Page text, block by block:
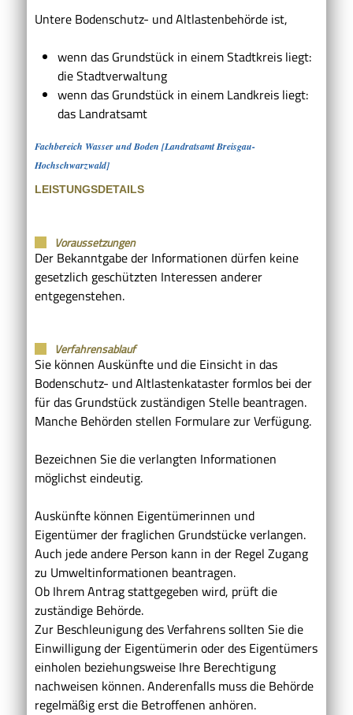
Untere Bodenschutz- und Altlastenbehörde ist,
wenn das Grundstück in einem Stadtkreis liegt:
die Stadtverwaltung
wenn das Grundstück in einem Landkreis liegt:
das Landratsamt
Fachbereich Wasser und Boden [Landratsamt Breisgau-
Hochschwarzwald]
LEISTUNGSDETAILS
Voraussetzungen
Der Bekanntgabe der Informationen dürfen keine
gesetzlich geschützten Interessen anderer
entgegenstehen.
Verfahrensablauf
Sie können Auskünfte und die Einsicht in das
Bodenschutz- und Altlastenkataster formlos bei der
für das Grundstück zuständigen Stelle beantragen.
Manche Behörden stellen Formulare zur Verfügung.
Bezeichnen Sie die verlangten Informationen
möglichst eindeutig.
Auskünfte können Eigentümerinnen und
Eigentümer der fraglichen Grundstücke verlangen.
Auch jede andere Person kann in der Regel Zugang
zu Umweltinformationen beantragen.
Ob Ihrem Antrag stattgegeben wird, prüft die
zuständige Behörde.
Zur Beschleunigung des Verfahrens sollten Sie die
Einwilligung der Eigentümerin oder des Eigentümers
einholen beziehungsweise Ihre Berechtigung
nachweisen können. Anderenfalls muss die Behörde
regelmäßig erst die Betroffenen anhören.